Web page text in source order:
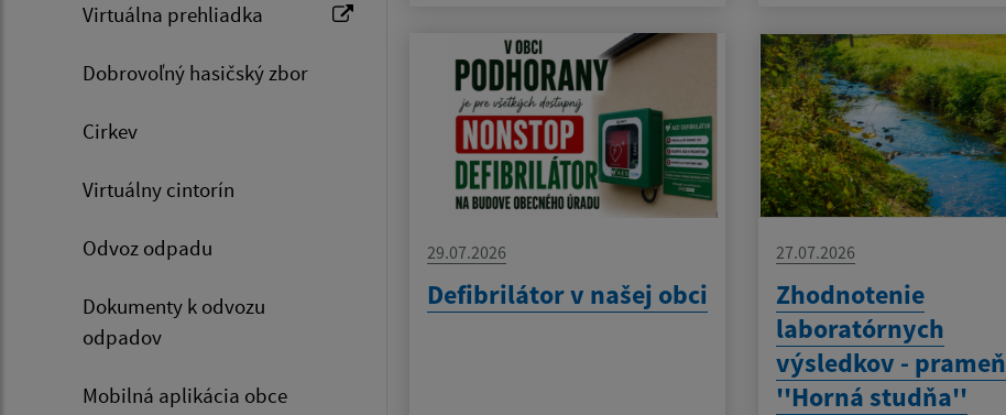
Virtuálna prehliadka
Dobrovoľný hasičský zbor
Cirkev
Virtuálny cintorín
Odvoz odpadu
Dokumenty k odvozu
odpadov
Mobilná aplikácia obce
29.07.2026
Defibrilátor v našej obci
27.07.2026
Zhodnotenie
laboratórnych
výsledkov - prameň
''Horná studňa''